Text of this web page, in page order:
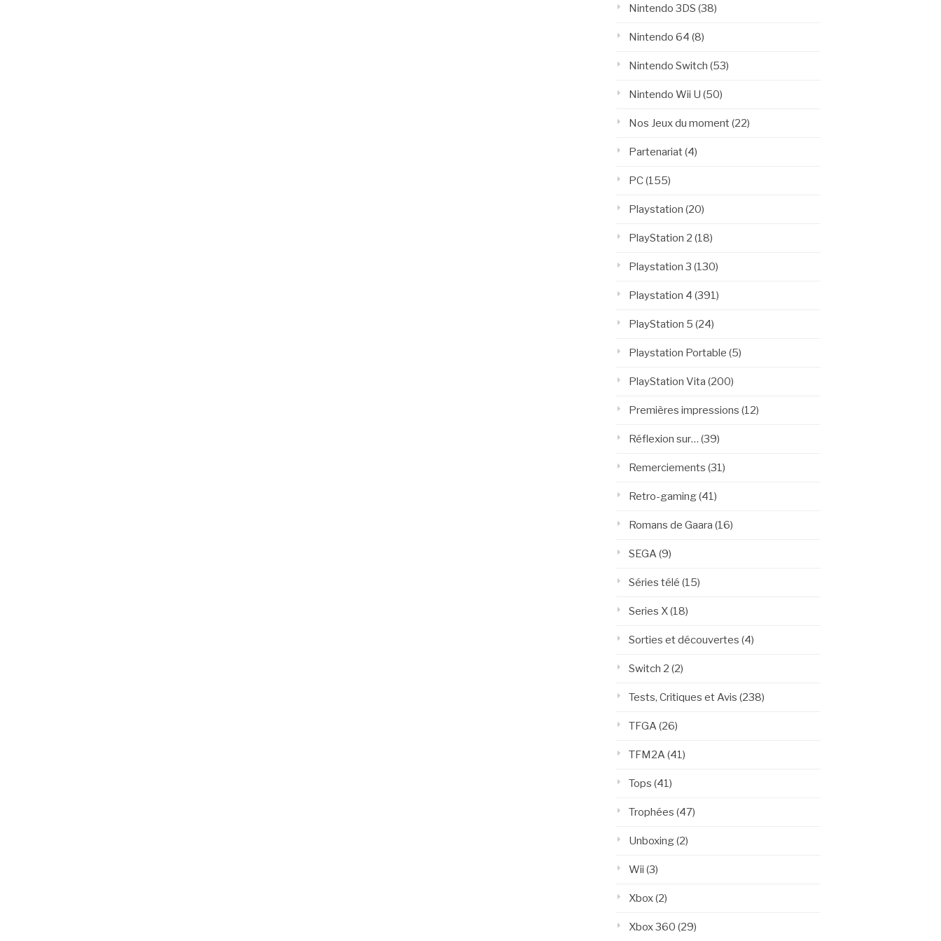
Nintendo 3DS (38)
Nintendo 64 (8)
Nintendo Switch (53)
Nintendo Wii U (50)
Nos Jeux du moment(22)
Partenariat(4)
PC(155)
Playstation (20)
PlayStation 2 (18)
Playstation 3 (130)
Playstation 4 (391)
PlayStation 5 (24)
Playstation Portable (5)
PlayStation Vita (200)
Premières impressions (12)
Réflexion sur… (39)
Remerciements (31)
Retro-gaming(41)
Romans de Gaara (16)
SEGA (9)
Séries télé (15)
Series X(18)
Sorties et découvertes (4)
Switch 2 (2)
Tests, Critiques et Avis (238)
TFGA (26)
TFM2A (41)
Tops (41)
Trophées (47)
Unboxing(2)
Wii (3)
Xbox(2)
Xbox 360 (29)